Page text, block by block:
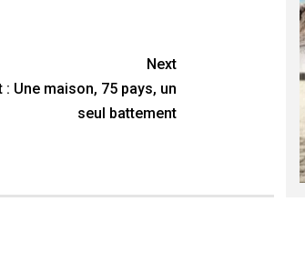
Next
: Une maison, 75 pays, un
seul battement